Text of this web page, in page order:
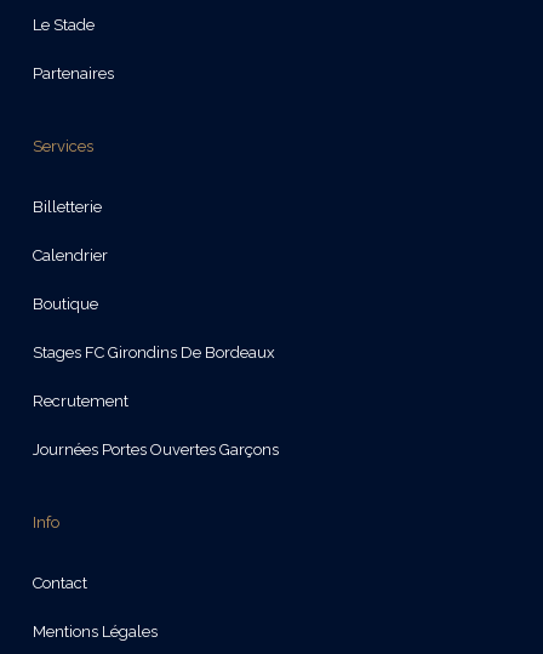
Le Stade
Partenaires
Services
Billetterie
Calendrier
Boutique
Stages FC Girondins De Bordeaux
Recrutement
Journées Portes Ouvertes Garçons
Info
Contact
Mentions Légales